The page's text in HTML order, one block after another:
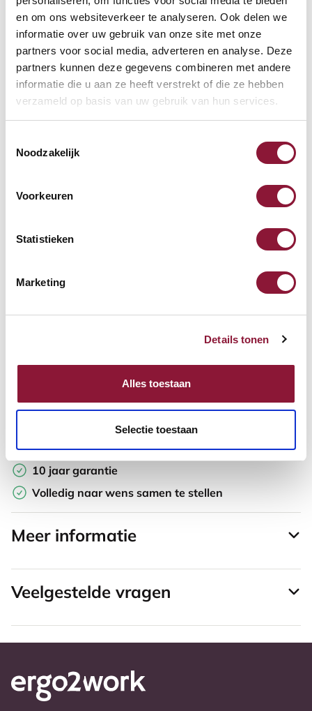
en om ons websiteverkeer te analyseren. Ook delen we
informatie over uw gebruik van onze site met onze
partners voor social media, adverteren en analyse. Deze
partners kunnen deze gegevens combineren met andere
informatie die u aan ze heeft verstrekt of die ze hebben
verzameld op basis van uw gebruik van hun services.
Noodzakelijk
Voorkeuren
Statistieken
Marketing
Details tonen
Alles toestaan
Selectie toestaan
VOETENSTER IN GEPOLIJST ALUMINIUM ?
Beschikbaar
Levertijd: 3-6 weken
Opzoek naar een offerte op maat? Maak je werkplek compleet
Toevoegen aan vergelijker
Laagste Prijsgarantie
Gratis verzending
10 jaar garantie
Volledig naar wens samen te stellen
Meer informatie
Veelgestelde vragen